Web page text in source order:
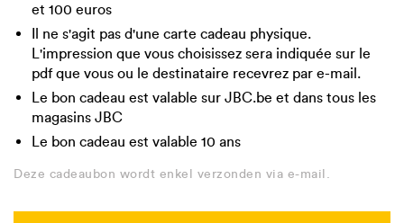
et 100 euros
Il ne s'agit pas d'une carte cadeau physique.
L'impression que vous choisissez sera indiquée sur le
pdf que vous ou le destinataire recevrez par e-mail.
Le bon cadeau est valable sur JBC.be et dans tous les
magasins JBC
Le bon cadeau est valable 10 ans
Deze cadeaubon wordt enkel verzonden via e-mail.